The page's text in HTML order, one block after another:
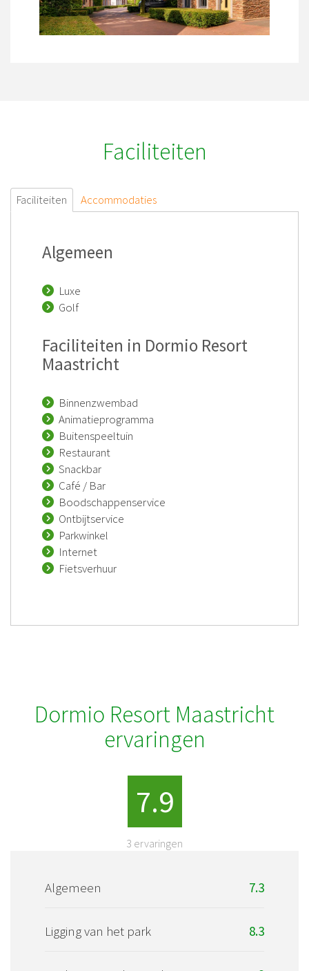
Faciliteiten
Faciliteiten Accommodaties
Algemeen
Luxe
Golf
Faciliteiten in Dormio Resort
Maastricht
Binnenzwembad
Animatieprogramma
Buitenspeeltuin
Restaurant
Snackbar
Café / Bar
Boodschappenservice
Ontbijtservice
Parkwinkel
Internet
Fietsverhuur
Dormio Resort Maastricht
ervaringen
7.9
3 ervaringen
Algemeen 7.3
Ligging van het park 8.3